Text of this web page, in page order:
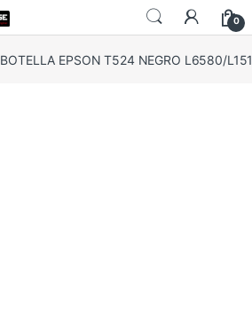
0
BOTELLA EPSON T524 NEGRO L6580/